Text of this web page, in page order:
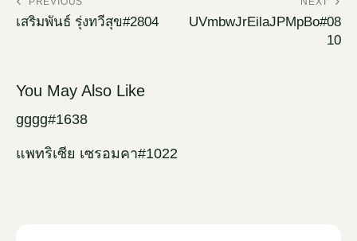
เสริมพันธ์ รุ่งทวีสุข#2804
UVmbwJrEilaJPMpBo#08
10
You May Also Like
gggg#1638
แพทริเซีย เซรอมคา#1022